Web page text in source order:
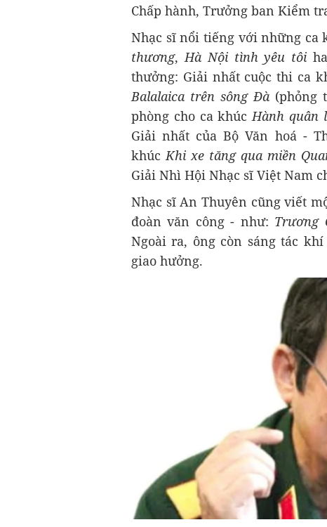
Chấp hành, Trưởng ban Kiểm
Nhạc sĩ nổi tiếng với những ca
thương,Hà Nội tình yêu tôi
thưởng: Giải nhất cuộc thi ca
Balalaica trên sông Đà(phỏng
phòng cho ca khúcHành quân
Giải nhất của Bộ Văn hoá -
khúcKhi xe tăng qua miền
Giải Nhì Hội Nhạc sĩ Việt Nam
Nhạc sĩ An Thuyên cũng viết
đoàn văn công - như: Trương
Ngoài ra, ông còn sáng tác
giao hưởng.